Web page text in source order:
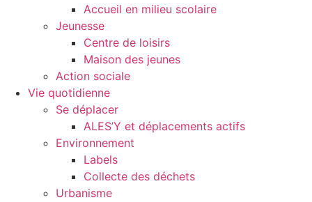
Accueil en milieu scolaire
Jeunesse
Centre de loisirs
Maison des jeunes
Action sociale
Vie quotidienne
Se déplacer
ALES’Y et déplacements actifs
Environnement
Labels
Collecte des déchets
Urbanisme